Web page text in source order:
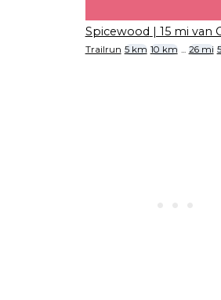
Spicewood | 15 mi van
Trailrun 5 km 10 km 26 mi